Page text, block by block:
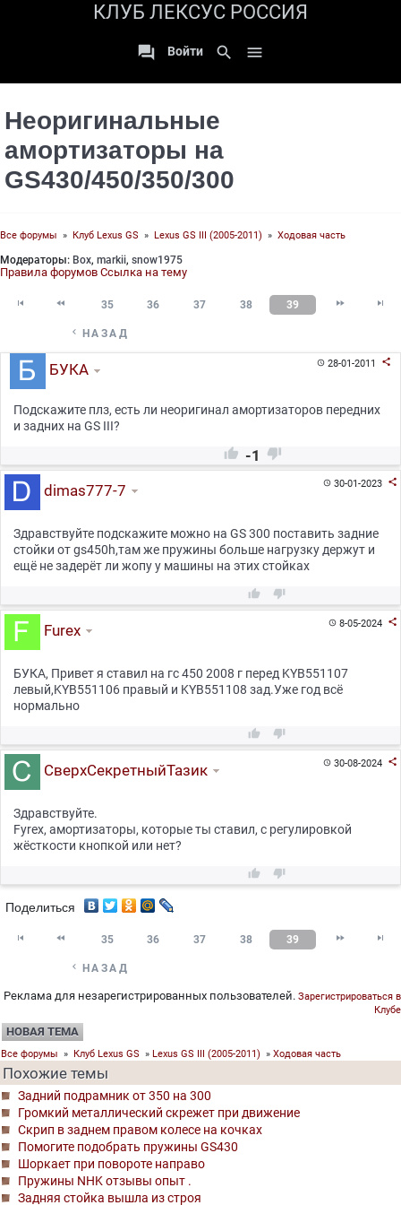
КЛУБ ЛЕКСУС РОССИЯ
 Войти search 
Неоригинальные
амортизаторы на
GS430/450/350/300
Все форумы » Клуб Lexus GS » Lexus GS III (2005-2011) » Ходовая часть
Модераторы: Box, markii, snow1975
Правила форумов Ссылка на тему
  35 36 37 38 39  
 НАЗАД
 28-01-2011 
БУКА
Подскажите плз, есть ли неоригинал амортизаторов передних
и задних на GS III?
 -1 
30-01-2023 
dimas777-7
Здравствуйте подскажите можно на GS 300 поставить задние
стойки от gs450h,там же пружины больше нагрузку держут и
ещё не задерёт ли жопу у машины на этих стойках
 
8-05-2024 
Furex
БУКА, Привет я ставил на гс 450 2008 г перед KYB551107
левый,KYB551106 правый и KYB551108 зад.Уже год всё
нормально
 
30-08-2024 
СверхСекретныйТазик
Здравствуйте.
Fyrex, амортизаторы, которые ты ставил, с регулировкой
жёсткости кнопкой или нет?
 
Поделиться
  35 36 37 38 39  
 НАЗАД
Реклама для незарегистрированных пользователей. Зарегистрироваться в
Клубе
НОВАЯ ТЕМА
Все форумы » Клуб Lexus GS » Lexus GS III (2005-2011) » Ходовая часть
Похожие темы
Задний подрамник от 350 на 300
Громкий металлический скрежет при движение
Скрип в заднем правом колесе на кочках
Помогите подобрать пружины GS430
Шоркает при повороте направо
Пружины NHK отзывы опыт .
Задняя стойка вышла из строя